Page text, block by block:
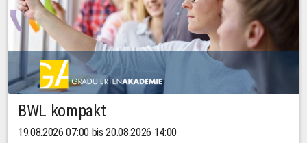
BWL kompakt
19.08.2026 07:00 bis 20.08.2026 14:00